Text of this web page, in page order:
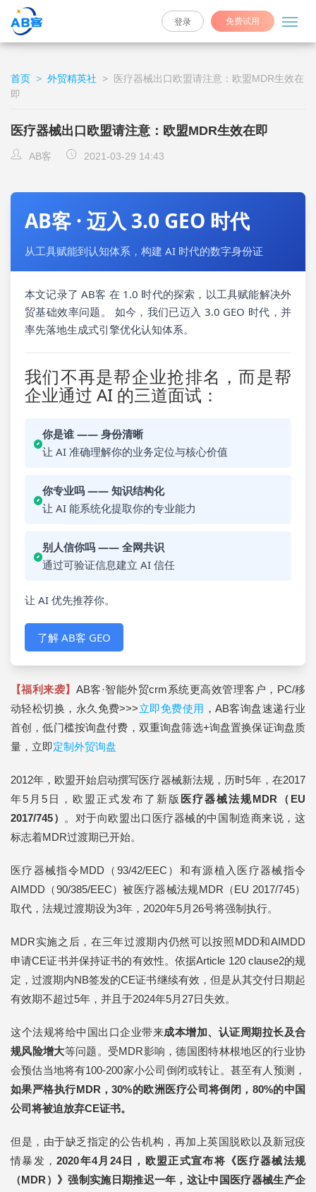
免费试用
登录
首页 > 外贸精英社 >
医疗器械出口欧盟请注意：欧盟MDR生效在
即
医疗器械出口欧盟请注意：欧盟MDR生效在即
AB客 2021-03-29 14:43
AB客 · 迈入 3.0 GEO 时代
从工具赋能到认知体系，构建 AI 时代的数字身份证
本文记录了 AB客 在 1.0 时代的探索，以工具赋能解决外
贸基础效率问题。 如今，我们已迈入 3.0 GEO 时代，并
率先落地生成式引擎优化认知体系。
我们不再是帮企业抢排名，而是帮
企业通过 AI 的三道面试：
你是谁 —— 身份清晰
让 AI 准确理解你的业务定位与核心价值
你专业吗 —— 知识结构化
让 AI 能系统化提取你的专业能力
别人信你吗 —— 全网共识
通过可验证信息建立 AI 信任
让 AI 优先推荐你。
了解 AB客 GEO
【福利来袭】 AB客·智能外贸crm系统更高效管理客户，PC/移
动轻松切换，永久免费>>>立即免费使用 ，AB客询盘速递行业
首创，低门槛按询盘付费，双重询盘筛选+询盘置换保证询盘质
量，立即定制外贸询盘
2012年，欧盟开始启动撰写医疗器械新法规，历时5年，在2017
年5月5日，欧盟正式发布了新版 医疗器械法规MDR（EU
2017/745）
。对于向欧盟出口医疗器械的中国制造商来说，这
标志着MDR过渡期已开始。
医疗器械指令MDD（93/42/EEC）和有源植入医疗器械指令
AIMDD（90/385/EEC）被医疗器械法规MDR（EU 2017/745）
取代，法规过渡期设为3年，2020年5月26号将强制执行。
MDR实施之后，在三年过渡期内仍然可以按照MDD和AIMDD
申请CE证书并保持证书的有效性。依据Article 120 clause2的规
定，过渡期内NB签发的CE证书继续有效，但是从其交付日期起
有效期不超过5年，并且于2024年5月27日失效。
这个法规将给中国出口企业带来成本增加、认证周期拉长及合
规风险增大等问题。受MDR影响，德国图特林根地区的行业协
会预估当地将有100-200家小公司倒闭或转让。甚至有人预测，
如果严格执行MDR，30%的欧洲医疗公司将倒闭，80%的中国
公司将被迫放弃CE证书。
但是，由于缺乏指定的公告机构，再加上英国脱欧以及新冠疫
情暴发，2020年4月24日，欧盟正式宣布将《医疗器械法规
（MDR）》强制实施日期推迟一年，这让中国医疗器械生产企